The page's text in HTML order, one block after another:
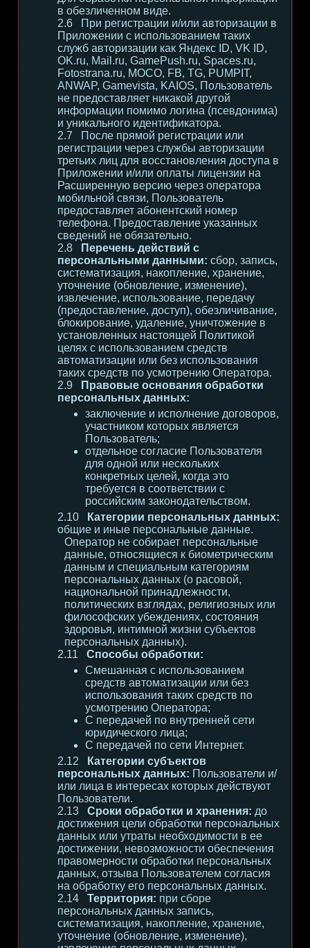
в обезличенном виде.
При регистрации и/или авторизации в
Приложении с использованием таких
служб авторизации как Яндекс ID, VK ID,
OK.ru, Mail.ru, GamePush.ru, Spaces.ru,
Fotostrana.ru, MOCO, FB, TG, PUMPIT,
ANWAP, Gamevista, KAIOS, Пользователь
не предоставляет никакой другой
информации помимо логина (псевдонима)
и уникального идентификатора.
После прямой регистрации или
регистрации через службы авторизации
третьих лиц для восстановления доступа в
Приложении и/или оплаты лицензии на
Расширенную версию через оператора
мобильной связи, Пользователь
предоставляет абонентский номер
телефона. Предоставление указанных
сведений не обязательно.
Перечень действий с
персональными данными: сбор, запись,
систематизация, накопление, хранение,
уточнение (обновление, изменение),
извлечение, использование, передачу
(предоставление, доступ), обезличивание,
блокирование, удаление, уничтожение в
установленных настоящей Политикой
целях с использованием средств
автоматизации или без использования
таких средств по усмотрению Оператора.
Правовые основания обработки
персональных данных:
заключение и исполнение договоров,
участником которых является
Пользователь;
отдельное согласие Пользователя
для одной или нескольких
конкретных целей, когда это
требуется в соответствии с
российским законодательством.
Категории персональных данных:
общие и иные персональные данные.
Оператор не собирает персональные
данные, относящиеся к биометрическим
данным и специальным категориям
персональных данных (о расовой,
национальной принадлежности,
политических взглядах, религиозных или
философских убеждениях, состояния
здоровья, интимной жизни субъектов
персональных данных).
Способы обработки:
Смешанная с использованием
средств автоматизации или без
использования таких средств по
усмотрению Оператора;
С передачей по внутренней сети
юридического лица;
С передачей по сети Интернет.
Категории субъектов
персональных данных: Пользователи и/
или лица в интересах которых действуют
Пользователи.
Сроки обработки и хранения: до
достижения цели обработки персональных
данных или утраты необходимости в ее
достижении, невозможности обеспечения
правомерности обработки персональных
данных, отзыва Пользователем согласия
на обработку его персональных данных.
Территория: при сборе
персональных данных запись,
систематизация, накопление, хранение,
уточнение (обновление, изменение),